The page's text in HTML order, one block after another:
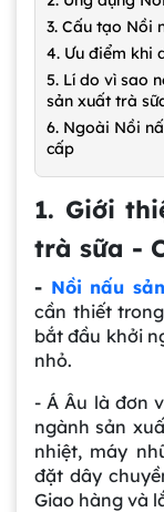
3. Cấu tạo Nồi
4. Ưu điểm khi
5. Lí do vì sao
sản xuất trà
6. Ngoài Nồi
cấp
1. Giới
trà sữa -
- Nồi nấu
cần thiết
bắt đầu khởi
nhỏ.
- Á Âu là đơn
ngành sản
nhiệt, máy
đặt dây
Giao hàng và